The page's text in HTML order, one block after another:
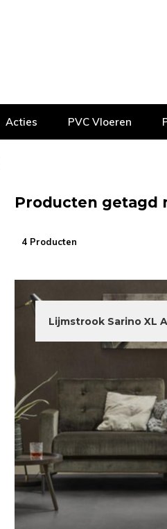
Acties PVC Vloeren
Producten getagd
4 Producten
Lijmstrook Sarino XL